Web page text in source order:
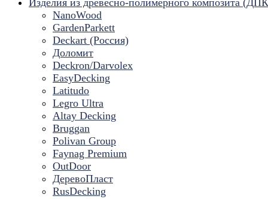
Изделия из древесно-полимерного композита
NanoWood
GardenParkett
Deckart (Россия)
Доломит
Deckron/Darvolex
EasyDecking
Latitudo
Legro Ultra
Altay Decking
Bruggan
Polivan Group
Faynag Premium
OutDoor
ДеревоПласт
RusDecking